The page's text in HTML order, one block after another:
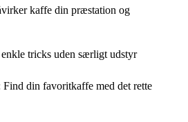
kaffe din præstation og
tricks uden særligt udstyr
din favoritkaffe med det rette